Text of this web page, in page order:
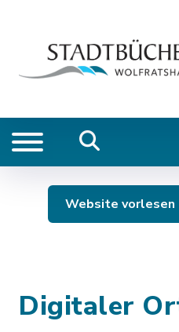
Website vorlesen
Digitaler